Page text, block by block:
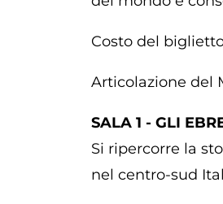
Costo del
Articolazione del
SALA 1 - GLI
Si ripercorre la
nel centro-sud